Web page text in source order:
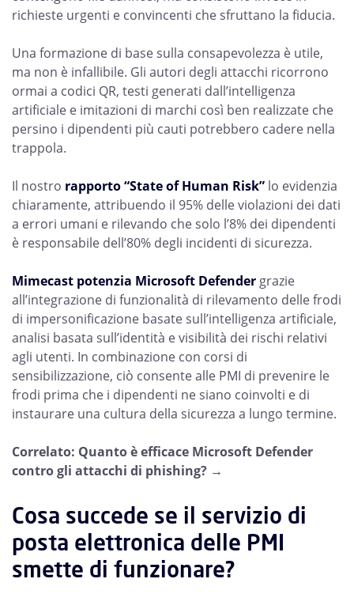
richieste urgenti e convincenti che sfruttano la fiducia.
Una formazione di base sulla consapevolezza è utile,
ma non è infallibile. Gli autori degli attacchi ricorrono
ormai a codici QR, testi generati dall’intelligenza
artificiale e imitazioni di marchi così ben realizzate che
persino i dipendenti più cauti potrebbero cadere nella
trappola.
Il nostro rapporto “State of Human Risk” lo evidenzia
chiaramente, attribuendo il 95% delle violazioni dei dati
a errori umani e rilevando che solo l’8% dei dipendenti
è responsabile dell’80% degli incidenti di sicurezza.
Mimecast potenzia Microsoft Defender grazie
all’integrazione di funzionalità di rilevamento delle frodi
di impersonificazione basate sull’intelligenza artificiale,
analisi basata sull’identità e visibilità dei rischi relativi
agli utenti. In combinazione con corsi di
sensibilizzazione, ciò consente alle PMI di prevenire le
frodi prima che i dipendenti ne siano coinvolti e di
instaurare una cultura della sicurezza a lungo termine.
Correlato: Quanto è efficace Microsoft Defender
contro gli attacchi di phishing? →
Cosa succede se il servizio di
posta elettronica delle PMI
smette di funzionare?